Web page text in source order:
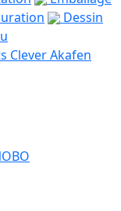
Dessin
Clever Akafen